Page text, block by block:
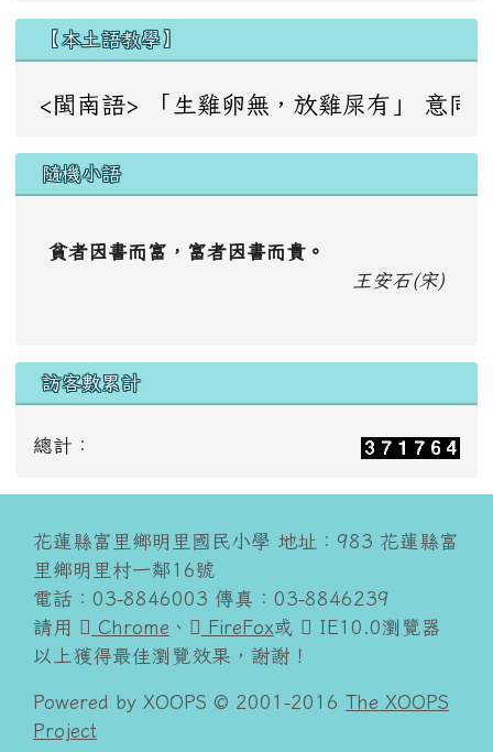
【本土語教學】
<閩南語> 「生雞卵無，放雞屎有」 意
隨機小語
貧者因書而富，富者因書而貴。
王安石(宋)
訪客數累計
總計：
花蓮縣富里鄉明里國民小學 地址：983 花蓮縣富
里鄉明里村一鄰16號
電話：03-8846003 傳真：03-8846239
請用
Chrome 、 FireFox或
IE10.0瀏覽器
以上獲得最佳瀏覽效果，謝謝！
Powered by XOOPS © 2001-2016 The XOOPS
Project